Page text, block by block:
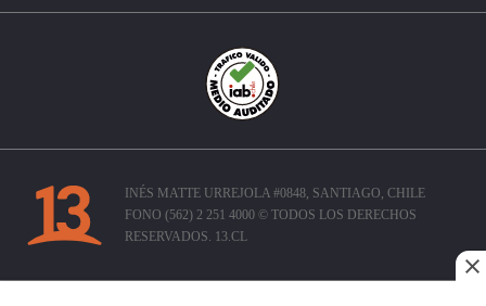
INÉS MATTE URREJOLA #0848, SANTIAGO, CHILE
FONO (562) 2 251 4000 © TODOS LOS DERECHOS
RESERVADOS. 13.CL